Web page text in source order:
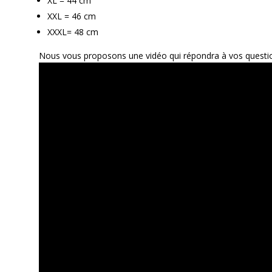
XXL = 46 cm
XXXL= 48 cm
Nous vous proposons une vidéo qui répondra à vos